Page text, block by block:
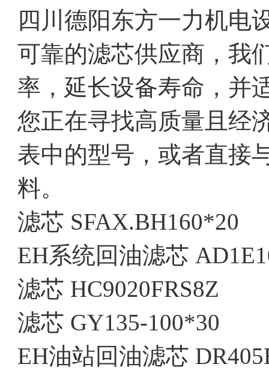
四川德阳东方一力机电
可靠的滤芯供应商，我
率，延长设备寿命，并
您正在寻找高质量且经
表中的型号，或者直接
料。
滤芯 SFAX.BH160*20
EH系统回油滤芯
滤芯 HC9020FRS8Z
滤芯 GY135-100*30
EH油站回油滤芯